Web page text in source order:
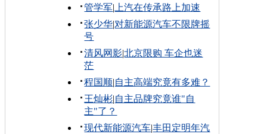
管学军| 上汽在传承路上加速
张少华|对新能源汽车不限牌摇
号
清风网影|北京限购 车企也迷
茫
程国顺|自主高端究竟有多难？
王灿彬|自主品牌究竟谁"自
主"了？
现代新能源汽车|丰田定明年汽